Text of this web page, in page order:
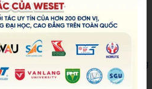
tips luyện IELTS
Topics
: Top 30 chủ đề thông